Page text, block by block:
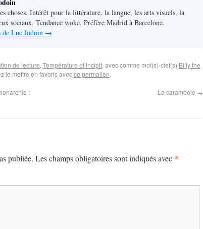
choses. Intérêt pour la littérature, la langue, les arts visuels, la
sociaux. Tendance woke. Préfère Madrid à Barcelone.
de Luc Jodoin →
de lecture,Température et incipit, avec comme mot(s)-clef(s) Billy the
le mettre en favoris avecce permalien.
:
La carambole →
publiée. Les champs obligatoires sont indiqués avec *